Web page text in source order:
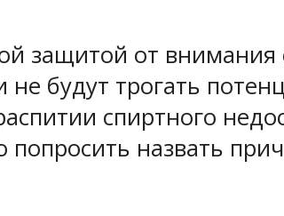
защитой от внимания
будут трогать
спиртного
назвать